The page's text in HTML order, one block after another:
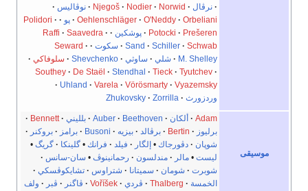
نرڤال
Njegoš Nodier Norwid
نوڤاليس
Oehlenschläger
O'Neddy Orbeliani پو
Polidori
Potocki
Prešeren پوشكين Raffi
Saavedra
Sand
Schiller Schwab سكوت
Seward
M. Shelley
شلي ساوثي Shevchenko
سلوفاكي
Southey
De Staël Stendhal Tieck
Tyutchev
Uhland
Varela Vörösmarty
Vyazemsky
وردزورث
Zhukovsky Zorrilla
موسيقى
Adam ألكان Auber Beethoven بلليني
Bennett
برليوز
Bertin برڤالد بيزيه Busoni برامز
بروكنر
شوپان
دڤورجاك • إلگار فيلد فرانك •گلينكا گريگ •
ليست •مالر مندلسون رحمانينوڤ • سان-سانس
شوبرت
شومان سميتانا شتراوس
تشايكوڤسكي
الخمسة
Thalberg ڤردي Voříšek ڤاگنر ڤبر ولف